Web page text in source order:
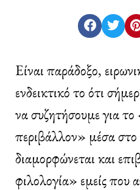
Είναι παράδοξο,
ενδεικτικό το ότι
να συζητήσουμε για το
περιβάλλον» μέσα στο
διαμορφώνεται και
φιλολογία» εμείς που